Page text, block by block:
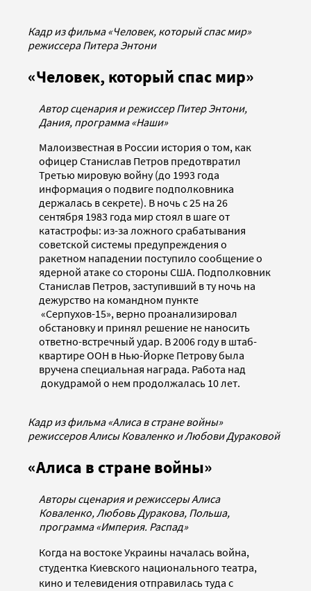
Кадр из фильма «Человек, который спас мир»
режиссера Питера Энтони
«Человек, который спас мир»
Автор сценария и режиссер Питер Энтони,
Дания, программа «Наши»
Малоизвестная в России история о том, как
офицер Станислав Петров предотвратил
Третью мировую войну (до 1993 года
информация о подвиге подполковника
держалась в секрете). В ночь с 25 на 26
сентября 1983 года мир стоял в шаге от
катастрофы: из-за ложного срабатывания
советской системы предупреждения о
ракетном нападении поступило сообщение о
ядерной атаке со стороны США. Подполковник
Станислав Петров, заступивший в ту ночь на
дежурство на командном пункте
«Серпухов-15», верно проанализировал
обстановку и принял решение не наносить
ответно-встречный удар. В 2006 году в штаб-
квартире ООН в Нью-Йорке Петрову была
вручена специальная награда. Работа над
докудрамой о нем продолжалась 10 лет.
Кадр из фильма «Алиса в стране войны»
режиссеров Алисы Коваленко и Любови Дураковой
«Алиса в стране войны»
Авторы сценария и режиссеры Алиса
Коваленко, Любовь Дуракова, Польша,
программа «Империя. Распад»
Когда на востоке Украины началась война,
студентка Киевского национального театра,
кино и телевидения отправилась туда с